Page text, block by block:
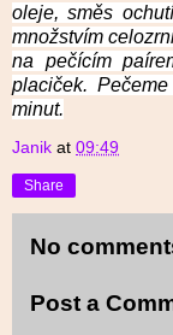
oleje, směs
množstvím
na pečícím
placiček.
minut.
Janik at 09:49
Share
No
Post a